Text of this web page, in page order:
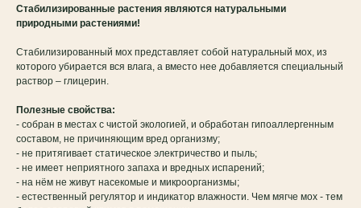
Стабилизированные растения являются натуральными
природными растениями!
Стабилизированный мох представляет собой натуральный мох, из
которого убирается вся влага, а вместо нее добавляется специальный
раствор – глицерин.
Полезные свойства:
- собран в местах с чистой экологией, и обработан гипоаллергенным
составом, не причиняющим вред организму;
- не притягивает статическое электричество и пыль;
- не имеет неприятного запаха и вредных испарений;
- на нём не живут насекомые и микроорганизмы;
- естественный регулятор и индикатор влажности. Чем мягче мох - тем